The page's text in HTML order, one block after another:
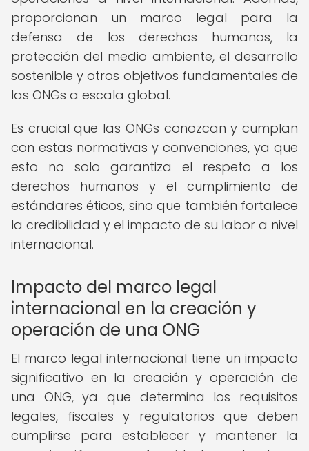
proporcionan un marco legal para la
defensa de los derechos humanos, la
protección del medio ambiente, el desarrollo
sostenible y otros objetivos fundamentales de
las ONGs a escala global.
Es crucial que las ONGs conozcan y cumplan
con estas normativas y convenciones, ya que
esto no solo garantiza el respeto a los
derechos humanos y el cumplimiento de
estándares éticos, sino que también fortalece
la credibilidad y el impacto de su labor a nivel
internacional.
Impacto del marco legal
internacional en la creación y
operación de una ONG
El marco legal internacional tiene un impacto
significativo en la creación y operación de
una ONG, ya que determina los requisitos
legales, fiscales y regulatorios que deben
cumplirse para establecer y mantener la